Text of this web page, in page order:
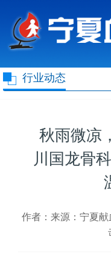
行业动态
秋雨微凉
川国龙骨
作者：来源：宁夏献